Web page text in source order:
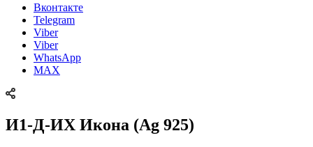
Вконтакте
Telegram
Viber
Viber
WhatsApp
MAX
И1-Д-ИХ Икона (Ag 925)